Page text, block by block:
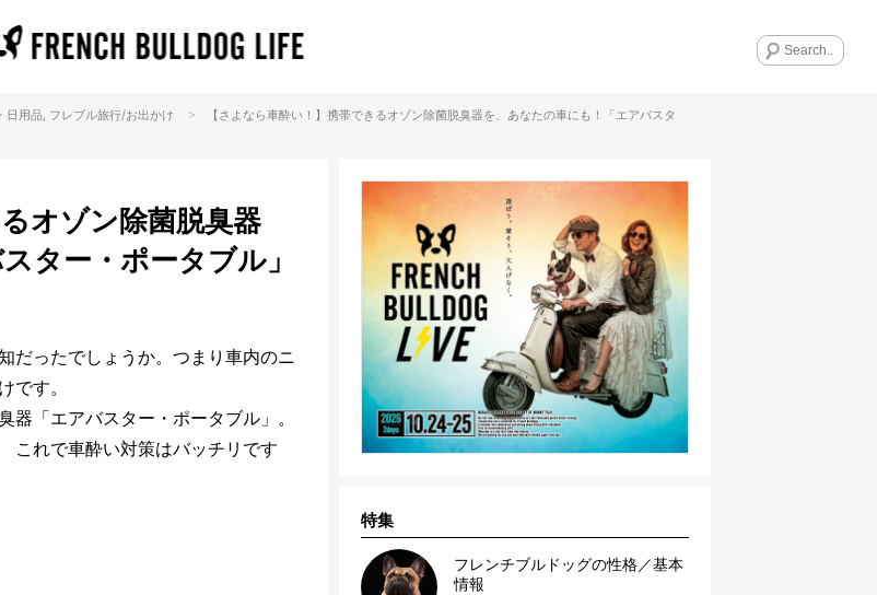
日用品, フレブル旅行/お出かけ >
【さよなら車酔い！】携帯できるオゾン除菌脱臭器を、あなたの車にも！「エアバスタ
オゾン除菌脱臭器
ター・ポータブル」
だったでしょうか。つまり車内のニ
です。
「エアバスター・ポータブル」。
れで車酔い対策はバッチリです
特集
フレンチブルドッグの性格／基本
情報